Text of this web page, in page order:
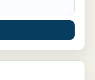
för uthyrning i